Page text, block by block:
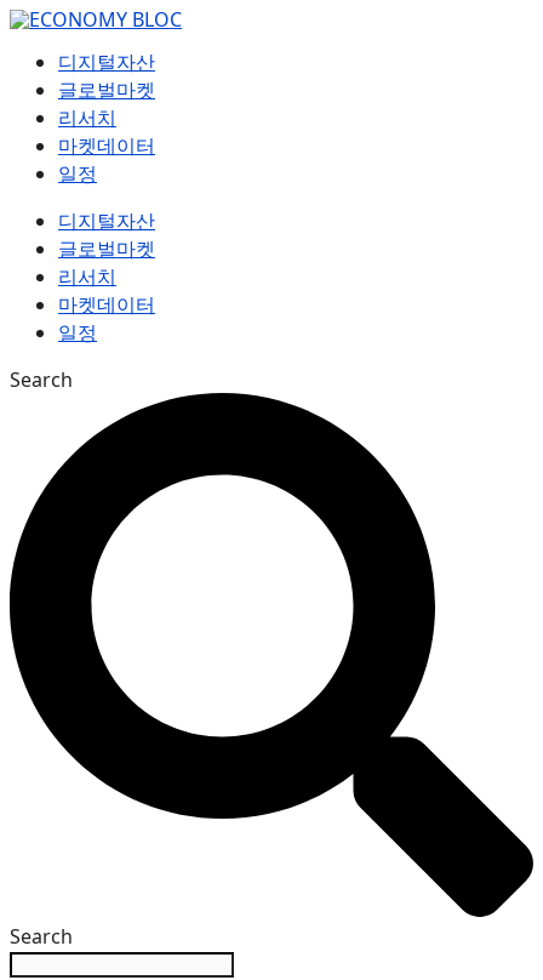
컨
디지털자산
글로벌마켓
리서치
마켓데이터
일정
디지털자산
글로벌마켓
리서치
마켓데이터
일정
Search
Search